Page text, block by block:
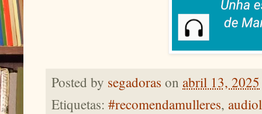
Posted by segadoras on abril 13, 2025
Etiquetas: #recomendamulleres,